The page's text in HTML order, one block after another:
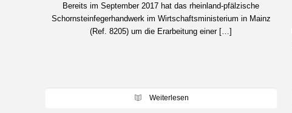
Bereits im September 2017 hat das rheinland-pfälzische
Schornsteinfegerhandwerk im Wirtschaftsministerium in Mainz
(Ref. 8205) um die Erarbeitung einer […]
Weiterlesen